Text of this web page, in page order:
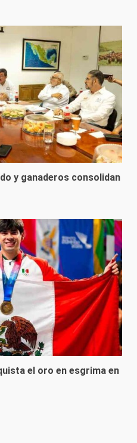
y ganaderos consolidan
el oro en esgrima en